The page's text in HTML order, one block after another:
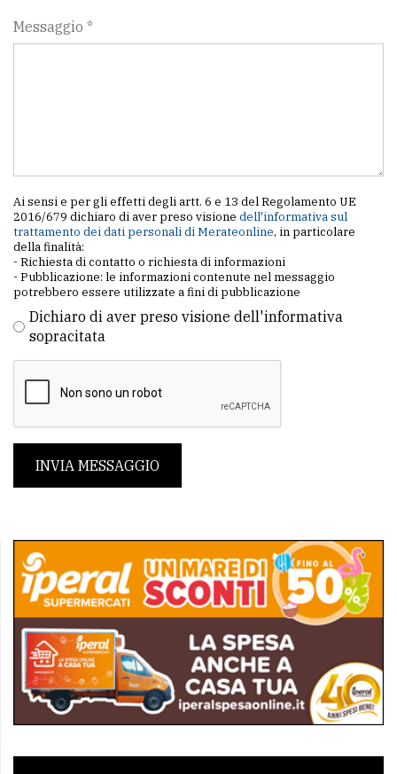
Messaggio *
Ai sensi e per gli effetti degli artt. 6 e 13 del Regolamento UE
2016/679 dichiaro di aver preso visione dell'informativa sul
trattamento dei dati personali di Merateonline, in particolare
della finalità:
- Richiesta di contatto o richiesta di informazioni
- Pubblicazione: le informazioni contenute nel messaggio
potrebbero essere utilizzate a fini di pubblicazione
Dichiaro di aver preso visione dell'informativa
sopracitata
INVIA MESSAGGIO